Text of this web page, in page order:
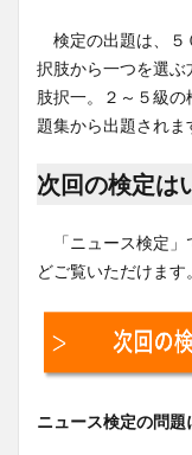
検定の出題は、５
択肢から一つを選
肢択一。２～５級
題集から出題されま
次回の検定は
「ニュース検定」
どご覧いただけます
ニュース検定の問題